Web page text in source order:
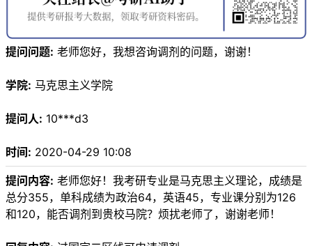
提问问题: 老师您好，我想咨询调剂的问题，谢谢！
学院: 马克思主义学院
提问人: 10***d3
时间: 2020-04-29 10:08
提问内容: 老师您好！我考研专业是马克思主义理论，成绩是
总分355，单科成绩为政治64，英语45，专业课分别为126
和120，能否调剂到贵校马院？烦扰老师了，谢谢老师！